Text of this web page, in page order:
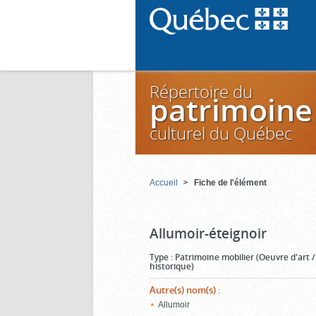
Répertoire du
patrimoine
culturel du Québec
Accueil Fiche de l'élément
Allumoir-éteignoir
Type : Patrimoine mobilier (Oeuvre d'art
historique)
Autre(s) nom(s) :
Allumoir